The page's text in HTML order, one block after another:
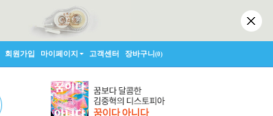
회원가입 마이페이지 고객센터 장바구니(0)